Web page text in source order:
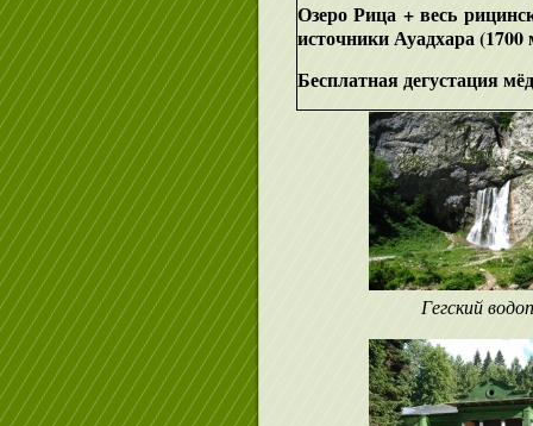
Озеро Рица + весь
источники Ауадхара
Бесплатная дегустация
Гегский